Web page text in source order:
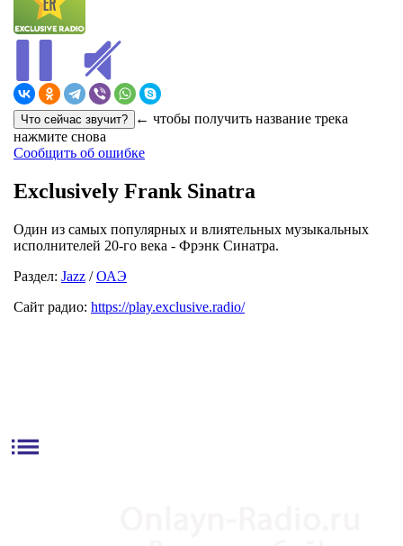
← чтобы получить название трека
нажмите снова
Сообщить об ошибке
Exclusively Frank Sinatra
Один из самых популярных и влиятельных музыкальных
исполнителей 20-го века - Фрэнк Синатра.
Раздел: Jazz /ОАЭ
Сайт радио: https://play.exclusive.radio/
list